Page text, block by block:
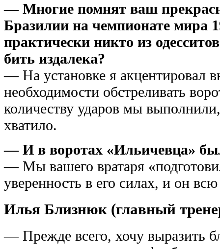
— Многие помнят ваш
Бразилии на чемпионате мира
практически никто из
бить издалека?
— На установке я акцентировал
необходимости обстреливать
количеству ударов мы
хватило.
— И в воротах «Ильичевца»
— Мы вашего вратаря
уверенность в его силах, и он
Илья Близнюк (главный
— Прежде всего, хочу выразить